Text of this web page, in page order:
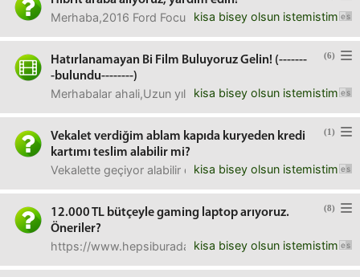
kisa bisey olsun istemistim
Merhaba,2016 Ford Focus kullanıcısı bir aileyiz. Satıp 1
(6)
Hatırlanamayan Bi Film Buluyoruz Gelin! (-------
-bulundu--------)
kisa bisey olsun istemistim
Merhabalar ahali,Uzun yıllar önce üniversiteliler bilmez
(1)
Vekalet verdiğim ablam kapıda kuryeden kredi
kartımı teslim alabilir mi?
kisa bisey olsun istemistim
Vekalette geçiyor alabilir diye. bankacılık işlemleri vs. de
(8)
12.000 TL bütçeyle gaming laptop arıyoruz.
Öneriler?
kisa bisey olsun istemistim
https://www.hepsiburada.com/msi-gf75-thin-10scxr-